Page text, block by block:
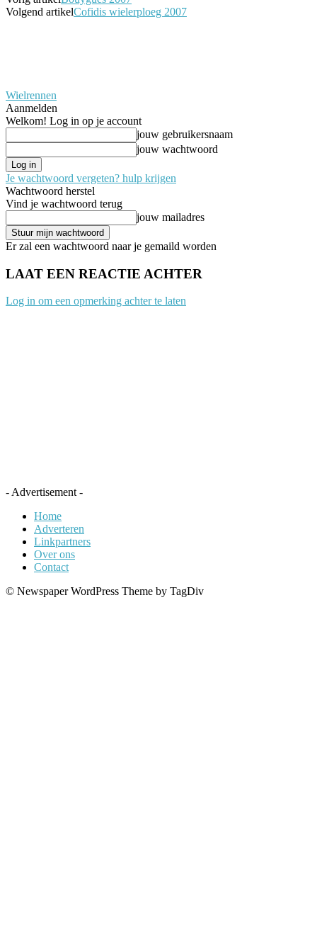
Volgend artikelCofidis wielerploeg 2007
Wielrennen
Aanmelden
Welkom! Log in op je account
jouw gebruikersnaam
jouw wachtwoord
Je wachtwoord vergeten? hulp krijgen
Wachtwoord herstel
Vind je wachtwoord terug
jouw mailadres
Er zal een wachtwoord naar je gemaild worden
LAAT EEN REACTIE ACHTER
Log in om een opmerking achter te laten
- Advertisement -
Home
Adverteren
Linkpartners
Over ons
Contact
© Newspaper WordPress Theme by TagDiv